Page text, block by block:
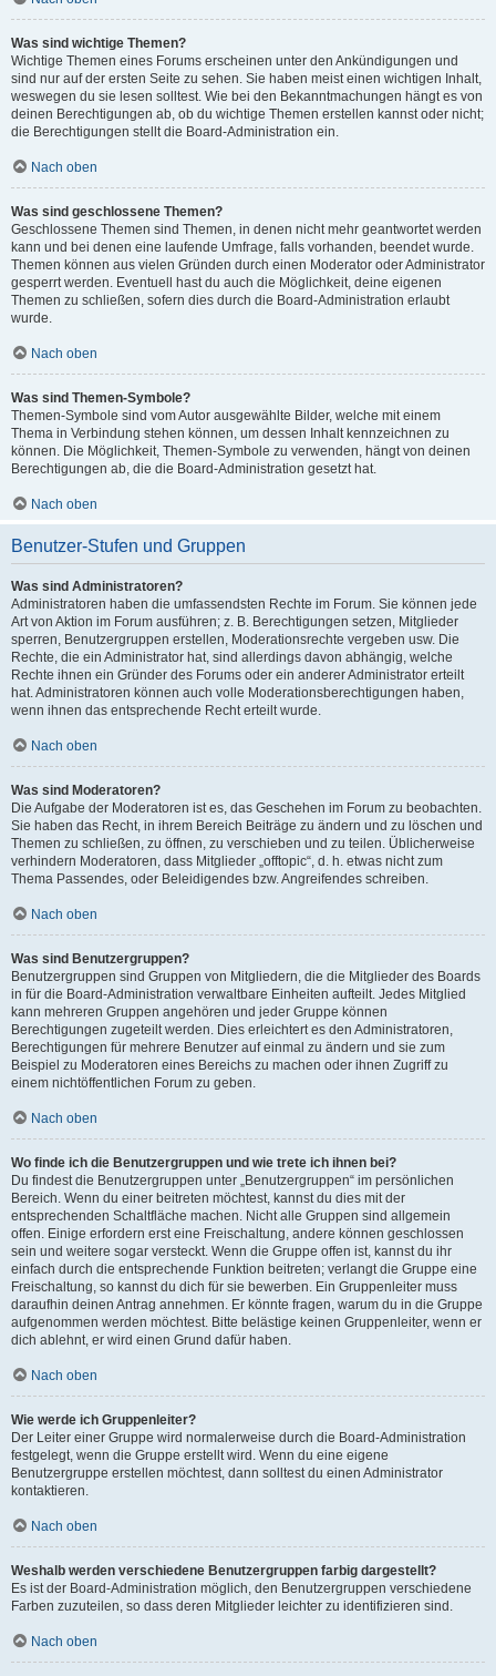
Was sind wichtige Themen?
Wichtige Themen eines Forums erscheinen unter den Ankündigungen und
sind nur auf der ersten Seite zu sehen. Sie haben meist einen wichtigen Inhalt,
weswegen du sie lesen solltest. Wie bei den Bekanntmachungen hängt es von
deinen Berechtigungen ab, ob du wichtige Themen erstellen kannst oder nicht;
die Berechtigungen stellt die Board-Administration ein.
Nach oben
Was sind geschlossene Themen?
Geschlossene Themen sind Themen, in denen nicht mehr geantwortet werden
kann und bei denen eine laufende Umfrage, falls vorhanden, beendet wurde.
Themen können aus vielen Gründen durch einen Moderator oder Administrator
gesperrt werden. Eventuell hast du auch die Möglichkeit, deine eigenen
Themen zu schließen, sofern dies durch die Board-Administration erlaubt
wurde.
Nach oben
Was sind Themen-Symbole?
Themen-Symbole sind vom Autor ausgewählte Bilder, welche mit einem
Thema in Verbindung stehen können, um dessen Inhalt kennzeichnen zu
können. Die Möglichkeit, Themen-Symbole zu verwenden, hängt von deinen
Berechtigungen ab, die die Board-Administration gesetzt hat.
Nach oben
Benutzer-Stufen und Gruppen
Was sind Administratoren?
Administratoren haben die umfassendsten Rechte im Forum. Sie können jede
Art von Aktion im Forum ausführen; z. B. Berechtigungen setzen, Mitglieder
sperren, Benutzergruppen erstellen, Moderationsrechte vergeben usw. Die
Rechte, die ein Administrator hat, sind allerdings davon abhängig, welche
Rechte ihnen ein Gründer des Forums oder ein anderer Administrator erteilt
hat. Administratoren können auch volle Moderationsberechtigungen haben,
wenn ihnen das entsprechende Recht erteilt wurde.
Nach oben
Was sind Moderatoren?
Die Aufgabe der Moderatoren ist es, das Geschehen im Forum zu beobachten.
Sie haben das Recht, in ihrem Bereich Beiträge zu ändern und zu löschen und
Themen zu schließen, zu öffnen, zu verschieben und zu teilen. Üblicherweise
verhindern Moderatoren, dass Mitglieder „offtopic“, d. h. etwas nicht zum
Thema Passendes, oder Beleidigendes bzw. Angreifendes schreiben.
Nach oben
Was sind Benutzergruppen?
Benutzergruppen sind Gruppen von Mitgliedern, die die Mitglieder des Boards
in für die Board-Administration verwaltbare Einheiten aufteilt. Jedes Mitglied
kann mehreren Gruppen angehören und jeder Gruppe können
Berechtigungen zugeteilt werden. Dies erleichtert es den Administratoren,
Berechtigungen für mehrere Benutzer auf einmal zu ändern und sie zum
Beispiel zu Moderatoren eines Bereichs zu machen oder ihnen Zugriff zu
einem nichtöffentlichen Forum zu geben.
Nach oben
Wo finde ich die Benutzergruppen und wie trete ich ihnen bei?
Du findest die Benutzergruppen unter „Benutzergruppen“ im persönlichen
Bereich. Wenn du einer beitreten möchtest, kannst du dies mit der
entsprechenden Schaltfläche machen. Nicht alle Gruppen sind allgemein
offen. Einige erfordern erst eine Freischaltung, andere können geschlossen
sein und weitere sogar versteckt. Wenn die Gruppe offen ist, kannst du ihr
einfach durch die entsprechende Funktion beitreten; verlangt die Gruppe eine
Freischaltung, so kannst du dich für sie bewerben. Ein Gruppenleiter muss
daraufhin deinen Antrag annehmen. Er könnte fragen, warum du in die Gruppe
aufgenommen werden möchtest. Bitte belästige keinen Gruppenleiter, wenn er
dich ablehnt, er wird einen Grund dafür haben.
Nach oben
Wie werde ich Gruppenleiter?
Der Leiter einer Gruppe wird normalerweise durch die Board-Administration
festgelegt, wenn die Gruppe erstellt wird. Wenn du eine eigene
Benutzergruppe erstellen möchtest, dann solltest du einen Administrator
kontaktieren.
Nach oben
Weshalb werden verschiedene Benutzergruppen farbig dargestellt?
Es ist der Board-Administration möglich, den Benutzergruppen verschiedene
Farben zuzuteilen, so dass deren Mitglieder leichter zu identifizieren sind.
Nach oben